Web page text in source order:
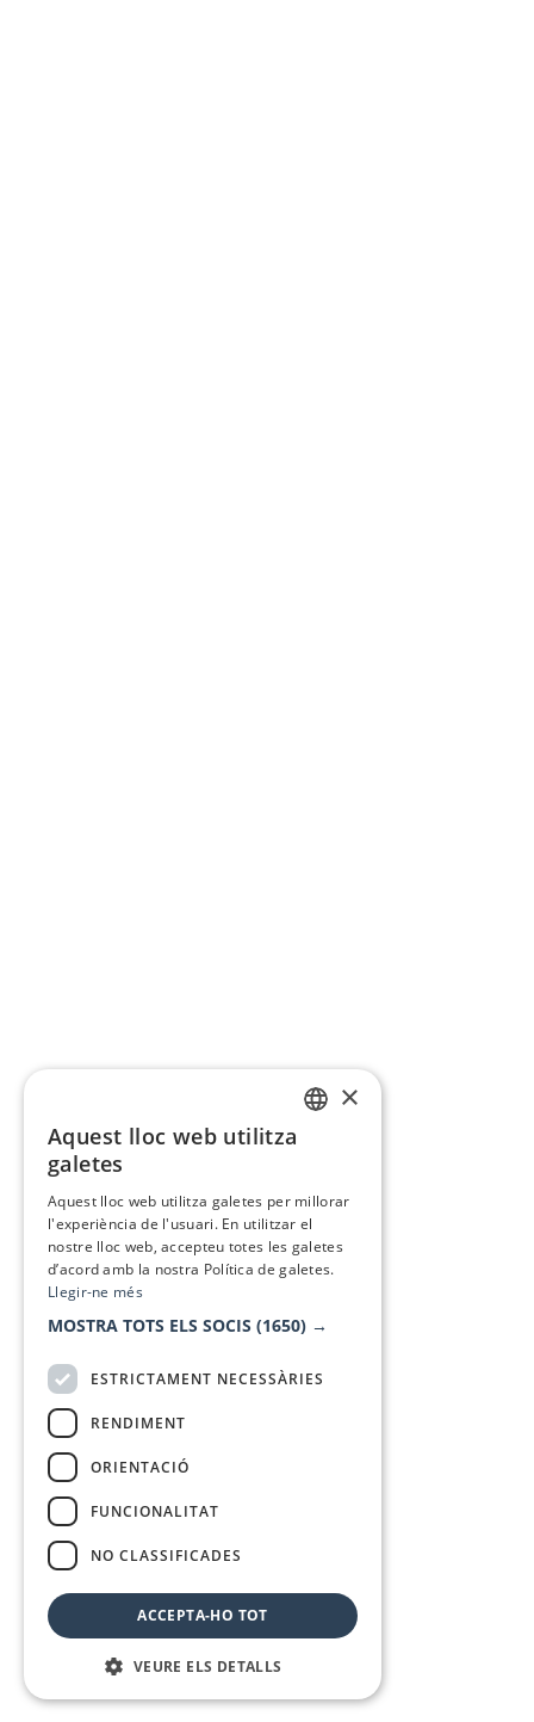
×
Aquest lloc web utilitza
galetes
Aquest lloc web utilitza galetes per millorar
l'experiència de l'usuari. En utilitzar el
nostre lloc web, accepteu totes les galetes
d’acord amb la nostra Política de galetes.
Llegir-ne més
MOSTRA TOTS ELS SOCIS (1650) →
ESTRICTAMENT NECESSÀRIES
RENDIMENT
ORIENTACIÓ
FUNCIONALITAT
NO CLASSIFICADES
ACCEPTA-HO TOT
VEURE ELS DETALLS